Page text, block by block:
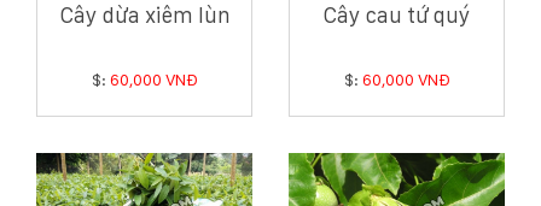
Cây dừa xiêm lùn
$: 60,000 VNĐ
Cây cau tứ quý
$: 60,000 VNĐ